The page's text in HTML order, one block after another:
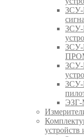
ЗСУ-
ЗСУ-
ЗСУ-
ЗСУ-
ЗСУ-
ЭЗГ-